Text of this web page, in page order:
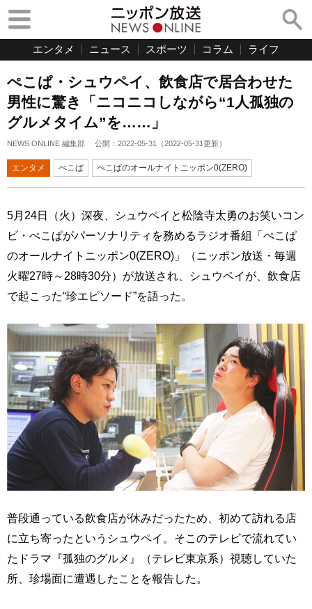
エンタメ ニュース スポーツ コラム ライフ
ぺこぱ・シュウペイ、飲食店で居合わせた
男性に驚き「ニコニコしながら“1人孤独の
グルメタイム”を……」
NEWS ONLINE 編集部 公開： 2022-05-31 （2022-05-31更新）
エンタメ ぺこぱ ぺこぱのオールナイトニッポン0(ZERO)
5月24日（火）深夜、シュウペイと松陰寺太勇のお笑いコン
ビ・ぺこぱがパーソナリティを務めるラジオ番組「ぺこぱ
のオールナイトニッポン0(ZERO)」（ニッポン放送・毎週
火曜27時～28時30分）が放送され、シュウペイが、飲食店
で起こった“珍エピソード”を語った。
普段通っている飲食店が休みだったため、初めて訪れる店
に立ち寄ったというシュウペイ。そこのテレビで流れてい
たドラマ『孤独のグルメ』（テレビ東京系）視聴していた
所、珍場面に遭遇したことを報告した。